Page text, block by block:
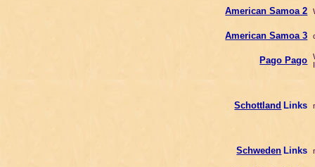
American Samoa 2
American Samoa 3
Pago Pago
Schottland Links
Schweden Links